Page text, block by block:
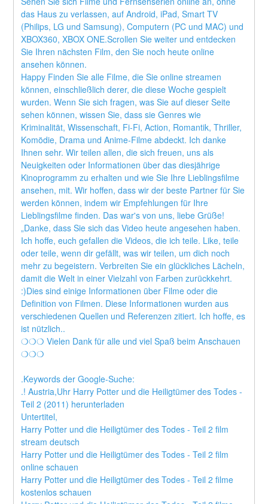
das Haus zu verlassen, auf Android, iPad, Smart TV
(Philips, LG und Samsung), Computern (PC und MAC) und
XBOX360, XBOX ONE.Scrollen Sie weiter und entdecken
Sie Ihren nächsten Film, den Sie noch heute online
ansehen können.
Happy Finden Sie alle Filme, die Sie online streamen
können, einschließlich derer, die diese Woche gespielt
wurden. Wenn Sie sich fragen, was Sie auf dieser Seite
sehen können, wissen Sie, dass sie Genres wie
Kriminalität, Wissenschaft, Fi-Fi, Action, Romantik, Thriller,
Komödie, Drama und Anime-Filme abdeckt. Ich danke
Ihnen sehr. Wir teilen allen, die sich freuen, uns als
Neuigkeiten oder Informationen über das diesjährige
Kinoprogramm zu erhalten und wie Sie Ihre Lieblingsfilme
ansehen, mit. Wir hoffen, dass wir der beste Partner für Sie
werden können, indem wir Empfehlungen für Ihre
Lieblingsfilme finden. Das war's von uns, liebe Grüße!
„Danke, dass Sie sich das Video heute angesehen haben.
Ich hoffe, euch gefallen die Videos, die ich teile. Like, teile
oder teile, wenn dir gefällt, was wir teilen, um dich noch
mehr zu begeistern. Verbreiten Sie ein glückliches Lächeln,
damit die Welt in einer Vielzahl von Farben zurückkehrt.
:)Dies sind einige Informationen über Filme oder die
Definition von Filmen. Diese Informationen wurden aus
verschiedenen Quellen und Referenzen zitiert. Ich hoffe, es
ist nützlich..
❍❍❍ Vielen Dank für alle und viel Spaß beim Anschauen
❍❍❍
.Keywords der Google-Suche:
.! Austria,Uhr Harry Potter und die Heiligtümer des Todes -
Teil 2 (2011) herunterladen
Untertitel,
Harry Potter und die Heiligtümer des Todes - Teil 2 film
stream deutsch
Harry Potter und die Heiligtümer des Todes - Teil 2 film
online schauen
Harry Potter und die Heiligtümer des Todes - Teil 2 filme
kostenlos schauen